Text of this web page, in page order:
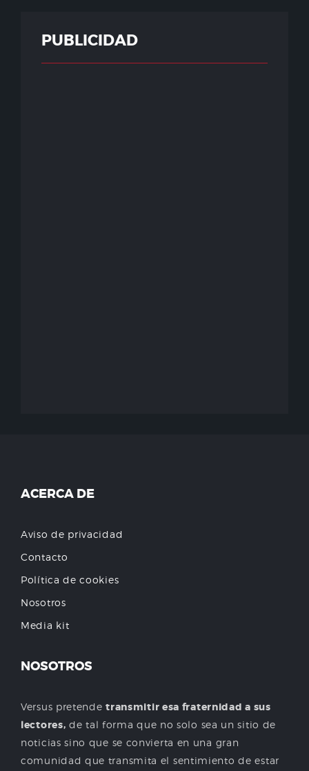
PUBLICIDAD
ACERCA DE
Aviso de privacidad
Contacto
Política de cookies
Nosotros
Media kit
NOSOTROS
Versus pretendetransmitir esa fraternidad a sus
lectores, de tal forma que no solo sea un sitio de
noticias sino que se convierta en una gran
comunidad que transmita el sentimiento de estar